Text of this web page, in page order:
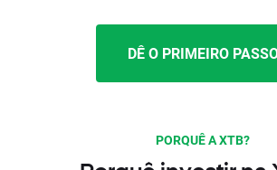
DÊ O PRIMEIRO
PORQUÊ A XTB?